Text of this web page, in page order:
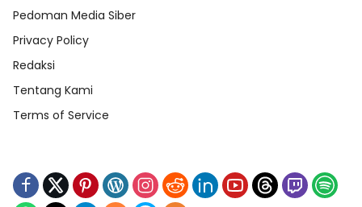
Pedoman Media Siber
Privacy Policy
Redaksi
Tentang Kami
Terms of Service